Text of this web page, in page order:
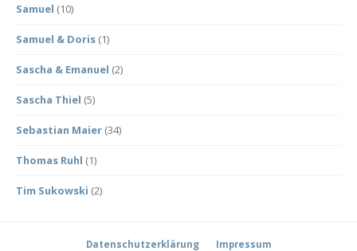
Samuel (10)
Samuel & Doris (1)
Sascha & Emanuel (2)
Sascha Thiel (5)
Sebastian Maier (34)
Thomas Ruhl (1)
Tim Sukowski (2)
Datenschutzerklärung Impressum